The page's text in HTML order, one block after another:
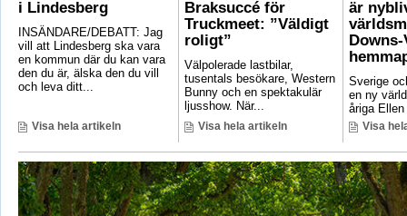
i Lindesberg
INSÄNDARE/DEBATT: Jag
vill att Lindesberg ska vara
en kommun där du kan vara
den du är, älska den du vill
och leva ditt...
Visa hela artikeln
Braksuccé för
Truckmeet: ”Väldigt
roligt”
Välpolerade lastbilar,
tusentals besökare, Western
Bunny och en spektakulär
ljusshow. När...
Visa hela artikeln
är
Sverige
en ny
åriga
Visa